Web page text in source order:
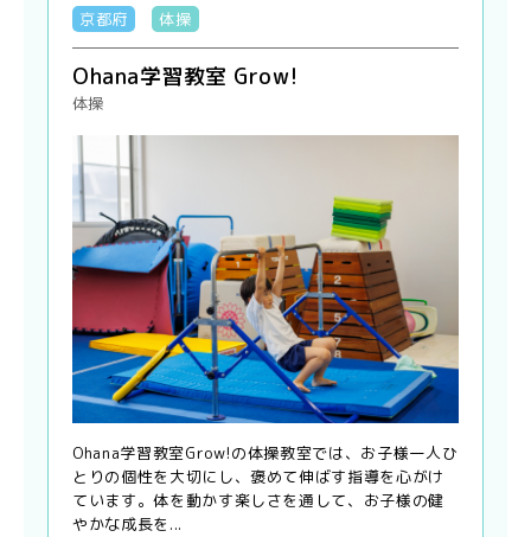
京都府 体操
Ohana学習教室 Grow!
体操
Ohana学習教室Grow!の体操教室では、お子様一人ひ
とりの個性を大切にし、褒めて伸ばす指導を心がけ
ています。体を動かす楽しさを通して、お子様の健
やかな成長を...